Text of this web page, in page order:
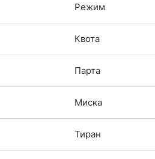
Режим
Квота
Парта
Миска
Тиран